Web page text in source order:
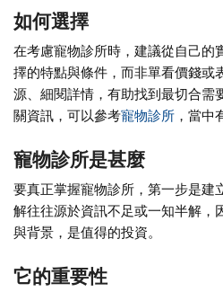
如何選擇
在考慮寵物診所時，建議從自己的
擇的特點與條件，而非單看價錢或
源、細閱詳情，有助找到最切合需
關資訊，可以參考寵物診所 ，當中
寵物診所是甚麼
要真正掌握寵物診所，第一步是建
解往往源於資訊不足或一知半解，
與背景，是值得的投資。
它的重要性